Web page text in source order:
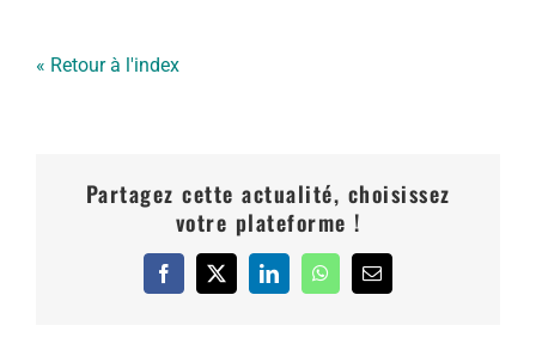
« Retour à l'index
Partagez cette actualité, choisissez
votre plateforme !
Facebook
X LinkedInWhatsApp
Email